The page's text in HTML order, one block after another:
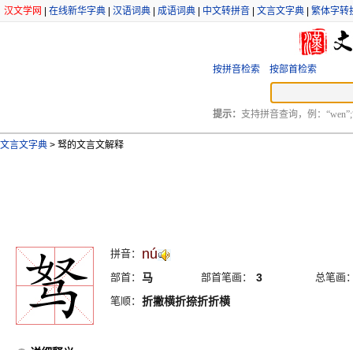
汉文学网 在线新华字典 汉语词典 成语词典 中文转拼音 文言文字典 繁体字转
按拼音检索 按部首检索
提示： 支持拼音查询，例：
文言文字典 > 驽的文言文解释
拼音： nú
部首： 马 部首笔画： 3
总笔画
笔顺： 折撇横折捺折折横